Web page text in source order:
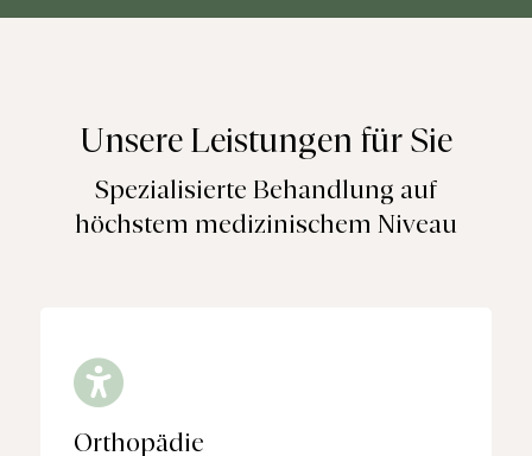
Unsere Leistungen für Sie
Spezialisierte Behandlung auf
höchstem medizinischem Niveau
Orthopädie